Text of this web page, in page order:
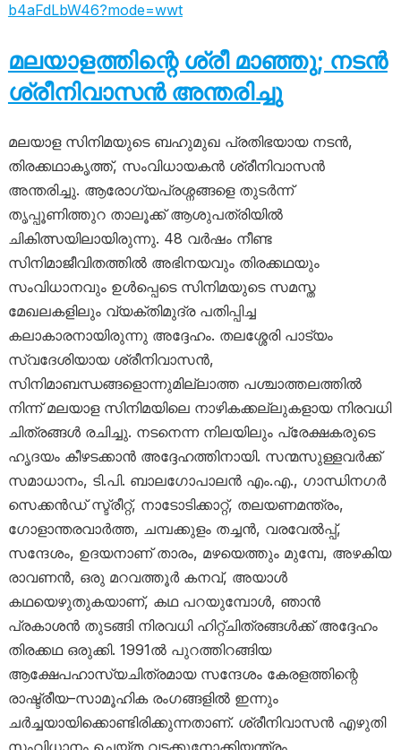
b4aFdLbW46?mode=wwt
മലയാളത്തിന്റെ ശ്രീ മാഞ്ഞു; നടന്‍
ശ്രീനിവാസന്‍ അന്തരിച്ചു
മലയാള സിനിമയുടെ ബഹുമുഖ പ്രതിഭയായ നടൻ,
തിരക്കഥാകൃത്ത്, സംവിധായകൻ ശ്രീനിവാസൻ
അന്തരിച്ചു. ആരോഗ്യപ്രശ്നങ്ങളെ തുടർന്ന്
തൃപ്പൂണിത്തുറ താലൂക്ക് ആശുപത്രിയിൽ
ചികിത്സയിലായിരുന്നു. 48 വർഷം നീണ്ട
സിനിമാജീവിതത്തിൽ അഭിനയവും തിരക്കഥയും
സംവിധാനവും ഉൾപ്പെടെ സിനിമയുടെ സമസ്ത
മേഖലകളിലും വ്യക്തിമുദ്ര പതിപ്പിച്ച
കലാകാരനായിരുന്നു അദ്ദേഹം. തലശ്ശേരി പാട്യം
സ്വദേശിയായ ശ്രീനിവാസൻ,
സിനിമാബന്ധങ്ങളൊന്നുമില്ലാത്ത പശ്ചാത്തലത്തിൽ
നിന്ന് മലയാള സിനിമയിലെ നാഴികക്കല്ലുകളായ നിരവധി
ചിത്രങ്ങൾ രചിച്ചു. നടനെന്ന നിലയിലും പ്രേക്ഷകരുടെ
ഹൃദയം കീഴടക്കാൻ അദ്ദേഹത്തിനായി. സന്മസുള്ളവർക്ക്
സമാധാനം, ടി.പി. ബാലഗോപാലൻ എം.എ., ഗാന്ധിനഗർ
സെക്കൻഡ് സ്ട്രീറ്റ്, നാടോടിക്കാറ്റ്, തലയണമന്ത്രം,
ഗോളാന്തരവാർത്ത, ചമ്പക്കുളം തച്ചൻ, വരവേൽപ്പ്,
സന്ദേശം, ഉദയനാണ് താരം, മഴയെത്തും മുമ്പേ, അഴകിയ
രാവണൻ, ഒരു മറവത്തൂർ കനവ്, അയാൾ
കഥയെഴുതുകയാണ്, കഥ പറയുമ്പോൾ, ഞാൻ
പ്രകാശൻ തുടങ്ങി നിരവധി ഹിറ്റ്ചിത്രങ്ങൾക്ക് അദ്ദേഹം
തിരക്കഥ ഒരുക്കി. 1991ൽ പുറത്തിറങ്ങിയ
ആക്ഷേപഹാസ്യചിത്രമായ സന്ദേശം കേരളത്തിന്റെ
രാഷ്ട്രീയ–സാമൂഹിക രംഗങ്ങളിൽ ഇന്നും
ചർച്ചയായിക്കൊണ്ടിരിക്കുന്നതാണ്. ശ്രീനിവാസൻ എഴുതി
സംവിധാനം ചെയ്ത വടക്കുനോക്കിയന്ത്രം,